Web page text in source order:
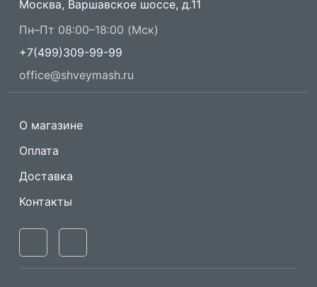
Москва, Варшавское шоссе, д.11
Пн–Пт 08:00–18:00 (Мск)
+7(499)309-99-99
office@shveymash.ru
О магазине
Оплата
Доставка
Контакты